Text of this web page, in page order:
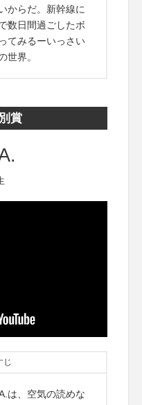
からだ。新幹線に
数日間過ごしたボ
てみるーいっさい
世界。
賞
じ
は、空気の読めな